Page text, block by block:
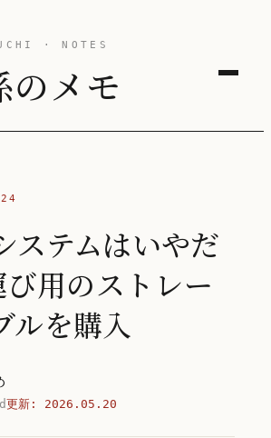
· NOTES
のメモ
ステムはいやだ
用のストレー
ルを購入
更新: 2026.05.20